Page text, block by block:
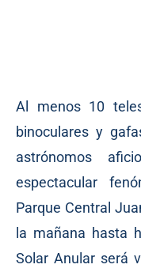
Al menos 10
binoculares y
astrónomos
espectacular
Parque Central
la mañana hasta
Solar Anular será